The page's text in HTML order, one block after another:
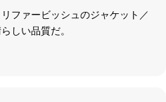
ファービッシュのジャケット／
しい品質だ。